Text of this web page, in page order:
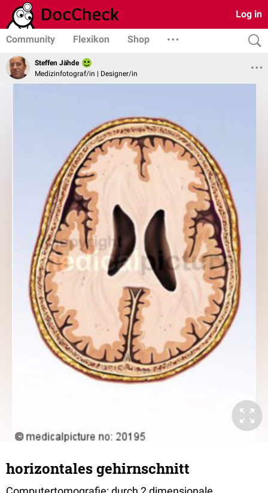
Log in
Community Flexikon Shop
Steffen Jähde
Medizinfotograf/in | Designer/in
horizontales gehirnschnitt